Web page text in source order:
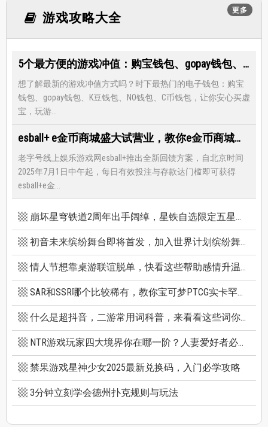
更多
游戏攻略大全
5个最方便的游戏冲值：购宝钱包、gopay钱包、K豆钱包、NO钱包、C币钱包
想了解最新的游戏冲值方式吗？时下最热门的电子钱包：购宝
钱包、gopay钱包、K豆钱包、NO钱包、C币钱包，让你安心买虚
宝，玩游...
esball+ e金币商城盛大试营业，教你e金币商城怎么兑换最优惠
老字号线上娱乐游戏网esball+推出全新回馈方案，自北京时间
2025年7月1日中午起，每日有效投注与存款达门槛即可获得
esball+e金...
崩坏星穹铁道2周年出手阔绰，星铁自选限定五星竟有超保值人权角，新卡池机制一篇看懂
初音未来缤纷舞台即将首发，加入世界计划缤纷舞台前你必须知道的八件事
情人节想靠桌游联谊脱单，快看这些帮助感情升温的桌游技巧
SAR和SSR哪个比较稀有，教你宝可梦PTCG实卡罕贵度怎么看
什么是超抖音，二游常用词科普，来看看这些词你看得懂多少个
NTR游戏玩家四大境界你在哪一阶？人妻爱好者必看三款精选NTR游戏推荐
禁果游戏星神少女2025最新兑换码，入门必学攻略
3分钟立刻学会德州扑克规则与玩法